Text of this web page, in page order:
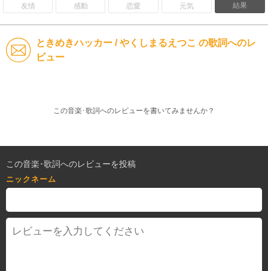
友情 感動 恋愛 元気 結果
ときめきハッカー / やくしまるえつこ の歌詞へのレ
ビュー
この音楽･歌詞へのレビューを書いてみませんか？
この音楽･歌詞へのレビューを投稿
ニックネーム